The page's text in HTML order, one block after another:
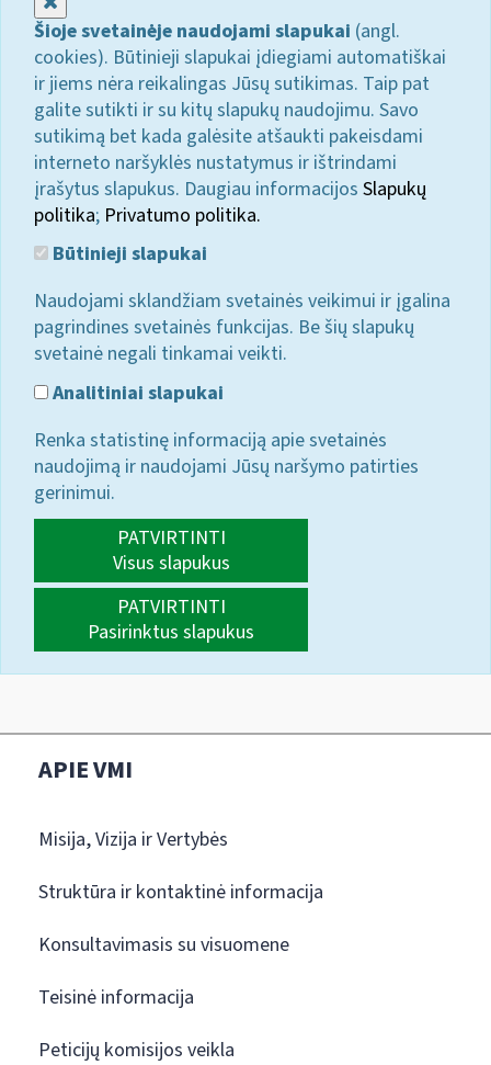
Šioje svetainėje naudojami slapukai (angl.
cookies). Būtinieji slapukai įdiegiami automatiškai
ir jiems nėra reikalingas Jūsų sutikimas. Taip pat
galite sutikti ir su kitų slapukų naudojimu. Savo
sutikimą bet kada galėsite atšaukti pakeisdami
interneto naršyklės nustatymus ir ištrindami
įrašytus slapukus. Daugiau informacijos Slapukų
politika; Privatumo politika.
Būtinieji slapukai
Naudojami sklandžiam svetainės veikimui ir įgalina
pagrindines svetainės funkcijas. Be šių slapukų
svetainė negali tinkamai veikti.
Analitiniai slapukai
Renka statistinę informaciją apie svetainės
naudojimą ir naudojami Jūsų naršymo patirties
gerinimui.
PATVIRTINTI
Visus slapukus
PATVIRTINTI
Pasirinktus slapukus
APIE VMI
Misija, Vizija ir Vertybės
Struktūra ir kontaktinė informacija
Konsultavimasis su visuomene
Teisinė informacija
Peticijų komisijos veikla